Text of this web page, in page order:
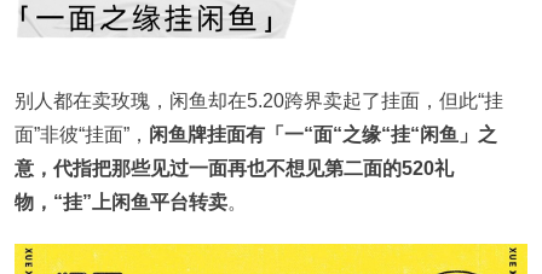
别人都在卖玫瑰，闲鱼却在5.20跨界卖起了挂面，但此“挂
面”非彼“挂面”， 闲鱼牌挂面有「一“面“之缘“挂“闲鱼」之
意，代指把那些见过一面再也不想见第二面的520礼
物，“挂”上闲鱼平台转卖。